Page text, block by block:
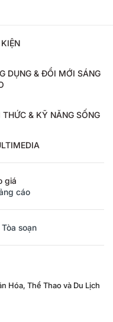
DỤNG & ĐỔI MỚI SÁNG
THỨC & KỸ NĂNG SỐNG
giá
cáo
Tòa soạn
Hóa, Thể Thao và Du Lịch